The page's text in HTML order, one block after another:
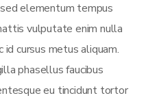
elementum tempus
vulputate enim nulla
cursus metus aliquam.
phasellus faucibus
eu tincidunt tortor